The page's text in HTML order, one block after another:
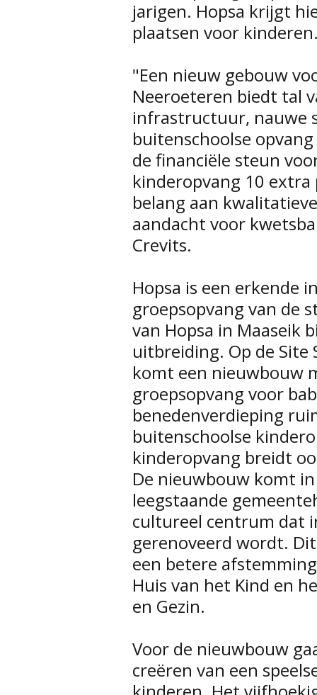
jarigen. Hopsa krijgt
plaatsen voor
"Een nieuw gebouw
Neeroeteren biedt tal
infrastructuur, nauwe
buitenschoolse
de financiële steun
kinderopvang 10 extra
belang aan
aandacht voor
Crevits.
Hopsa is een erkende
groepsopvang van de
van Hopsa in Maaseik
uitbreiding. Op de
komt een nieuwbouw
groepsopvang voor
benedenverdieping
buitenschoolse
kinderopvang breidt
De nieuwbouw komt
leegstaande
cultureel centrum dat
gerenoveerd wordt.
een betere
Huis van het Kind en
en Gezin.
Voor de nieuwbouw
creëren van een